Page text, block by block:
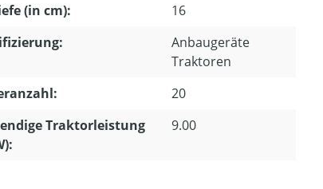
(in cm):
16
Anbaugeräte
Traktoren
20
Traktorleistung
9.00